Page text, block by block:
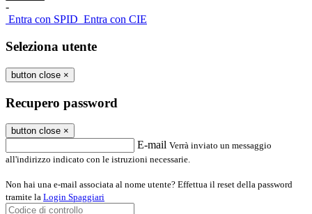
-
Entra con SPID Entra con CIE
Seleziona utente
button close ×
Recupero password
button close ×
E-mail Verrà inviato un messaggio
all'indirizzo indicato con le istruzioni necessarie.
Non hai una e-mail associata al nome utente? Effettua il reset della password
tramite la Login Spaggiari